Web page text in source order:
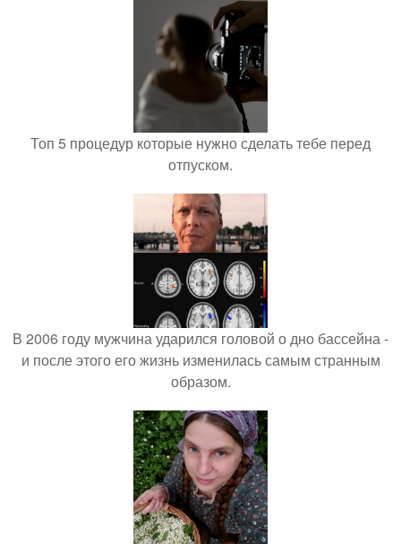
Топ 5 процедур которые нужно сделать тебе перед
отпуском.
В 2006 году мужчина ударился головой о дно бассейна -
и после этого его жизнь изменилась самым странным
образом.